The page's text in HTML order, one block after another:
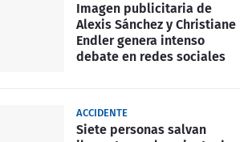
Imagen publicitaria de
Alexis Sánchez y Christiane
Endler genera intenso
debate en redes sociales
ACCIDENTE
Siete personas salvan